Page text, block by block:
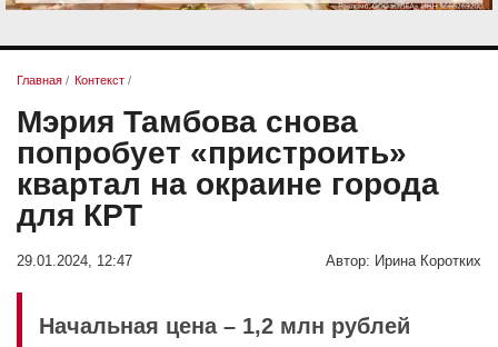
Главная / Контекст /
Мэрия Тамбова снова
попробует «пристроить»
квартал на окраине города
для КРТ
29.01.2024, 12:47 Автор: Ирина Коротких
Начальная цена – 1,2 млн рублей